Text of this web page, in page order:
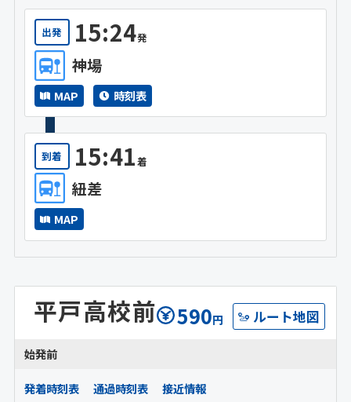
出発 15:24発
神場
MAP 時刻表
到着 15:41着
紐差
MAP
平戸高校前 590円 ルート地図
始発前
発着時刻表 通過時刻表 接近情報